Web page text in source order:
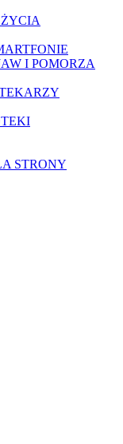
I POMORZA
STRONY